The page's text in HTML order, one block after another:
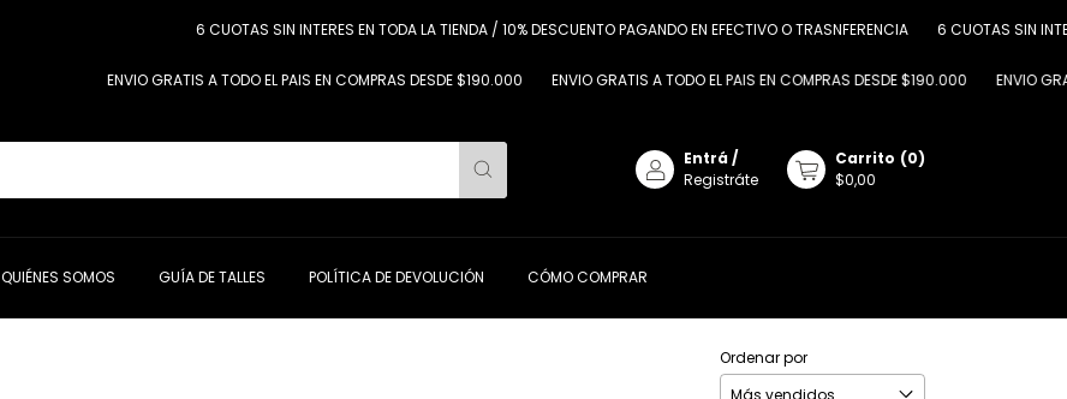
6 CUOTAS SIN INTERES EN TODA LA TIENDA / 10% DESCUENTO PAGANDO EN EFECTIVO O TRASNFERENCIA 6 CUOTAS SIN
ENVIO GRATIS A TODO EL PAIS EN COMPRAS DESDE $190.000 ENVIO GRATIS A TODO EL PAIS EN COMPRAS DESDE $190.000 ENVIO
Entrá/
Registráte
Carrito (0)
$0,00
QUIÉNES SOMOS GUÍA DE TALLES POLÍTICA DE DEVOLUCIÓN CÓMO COMPRAR
Ordenar por